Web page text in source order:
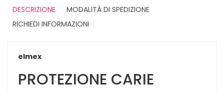
DESCRIZIONE
MODALITÀ DI SPEDIZIONE
RICHIEDI INFORMAZIONI
elmex
PROTEZIONE CARIE